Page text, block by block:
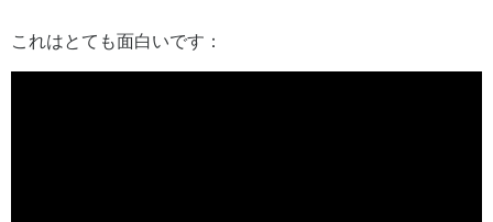
これはとても面白いです：